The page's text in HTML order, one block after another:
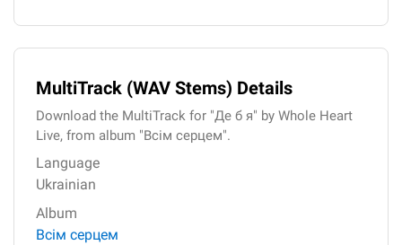
MultiTrack (WAV Stems) Details
Download the MultiTrack for "Де б я" by Whole Heart
Live, from album "Всім серцем".
Language
Ukrainian
Album
Всім серцем